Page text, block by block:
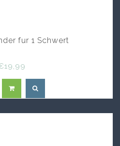
fur 1 Schwert